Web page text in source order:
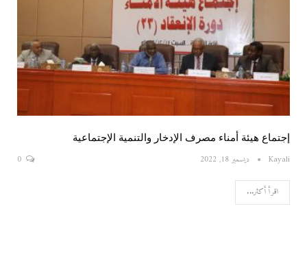
إجتماع هيئة أمناء مصرف الإدخار والتنمية الإجتماعية
Kayali ديسمبر 18, 2022
اقرأ أكثر...